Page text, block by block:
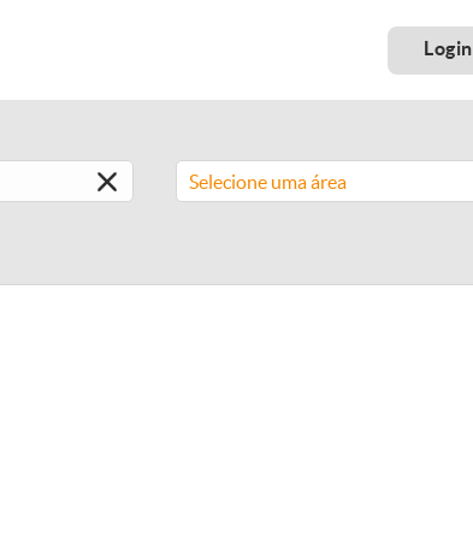
Login
Selecione uma área